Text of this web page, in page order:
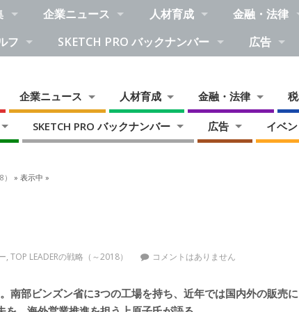
企業ニュース 人材育成 金融・法律
フ
SKETCH PRO バックナンバー 広告
企業ニュース 人材育成 金融・法律
SKETCH PRO バックナンバー 広告 イベン
» 表示中 »
, TOP LEADERの戦略（～2018） コメントはありません
南部ビンズン省に3つの工場を持ち、近年では国内外の販売に